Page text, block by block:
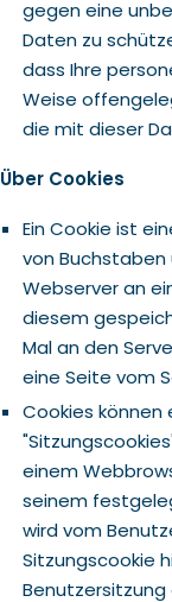
gegen eine
Daten zu
dass Ihre
Weise
die mit dieser
Über Cookies
Ein Cookie ist
von
Webserver an
diesem
Mal an den
eine Seite vom
Cookies
einem
seinem
wird vom
Sitzungscookie